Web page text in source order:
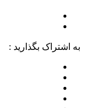
به اشتراک بگذارید :